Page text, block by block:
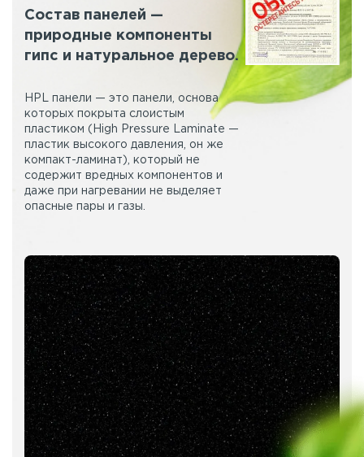
Состав панелей —
природные компоненты
гипс и натуральное дерево.
HPL панели — это панели, основа
которых покрыта слоистым
пластиком (High Pressure Laminate —
пластик высокого давления, он же
компакт-ламинат), который не
содержит вредных компонентов и
даже при нагревании не выделяет
опасные пары и газы.